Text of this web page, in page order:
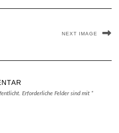
NEXT IMAGE
Erforderliche Felder sind mit *